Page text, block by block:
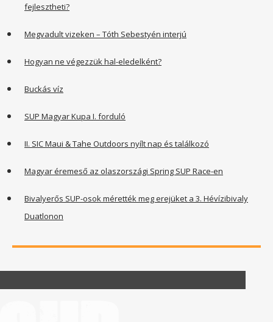
fejlesztheti?
Megvadult vizeken – Tóth Sebestyén interjú
Hogyan ne végezzük hal-eledelként?
Buckás víz
SUP Magyar Kupa I. forduló
II. SIC Maui & Tahe Outdoors nyílt nap és találkozó
Magyar éremeső az olaszországi Spring SUP Race-en
Bivalyerős SUP-osok mérették meg erejüket a 3. Hévízibivaly
Duatlonon